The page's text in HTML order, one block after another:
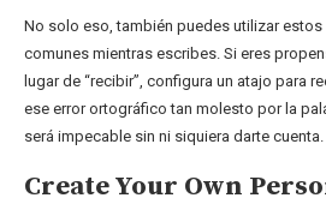
No solo eso, también puedes utilizar
comunes mientras escribes. Si eres
lugar de “recibir”, configura un atajo para
ese error ortográfico tan molesto por la
será impecable sin ni siquiera darte cuenta.
Create Your Own